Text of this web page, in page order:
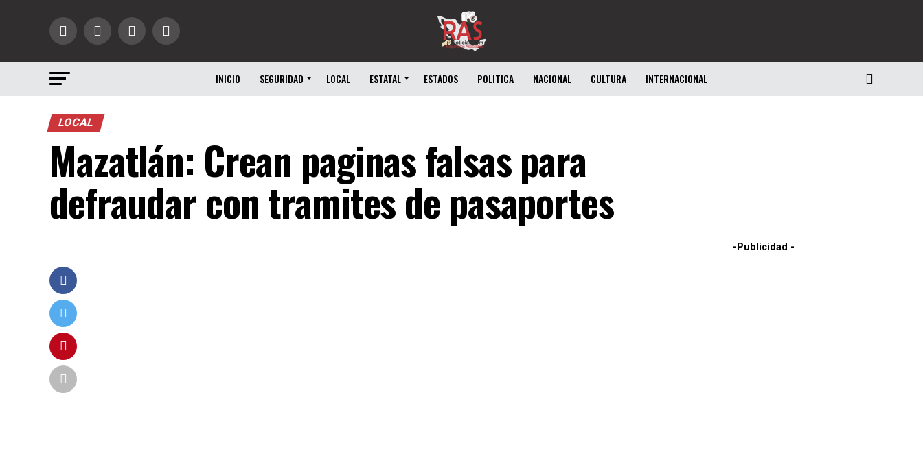
INICIO SEGURIDAD LOCAL ESTATAL ESTADOS POLITICA NACIONAL CULTURA INTERNACIONAL
LOCAL
Mazatlán: Crean paginas falsas para
defraudar con tramites de pasaportes
-Publicidad -